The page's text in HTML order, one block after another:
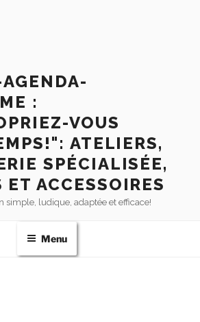
:
VOUS
ATELIERS,
SPÉCIALISÉE,
ET ACCESSOIRES
simple, ludique, adaptée et efficace!
Menu